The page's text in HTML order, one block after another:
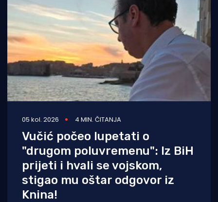
05 kol. 2026 4 MIN. ČITANJA
Vučić počeo lupetati o
"drugom poluvremenu": Iz BiH
prijeti i hvali se vojskom,
stigao mu oštar odgovor iz
Knina!